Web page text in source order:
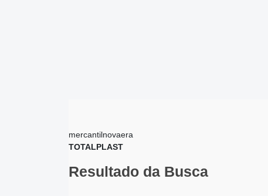
mercantilnovaera
TOTALPLAST
Resultado da Busca